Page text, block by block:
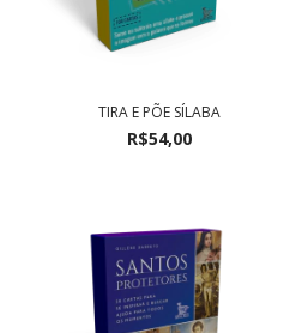
TIRA E PÕE SÍLABA
R$54,00